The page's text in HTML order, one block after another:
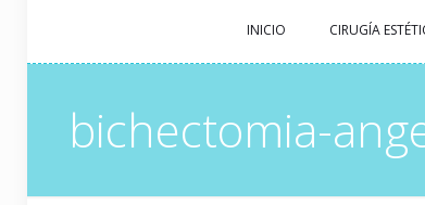
INICIO CIRUGÍA
bichectomia-